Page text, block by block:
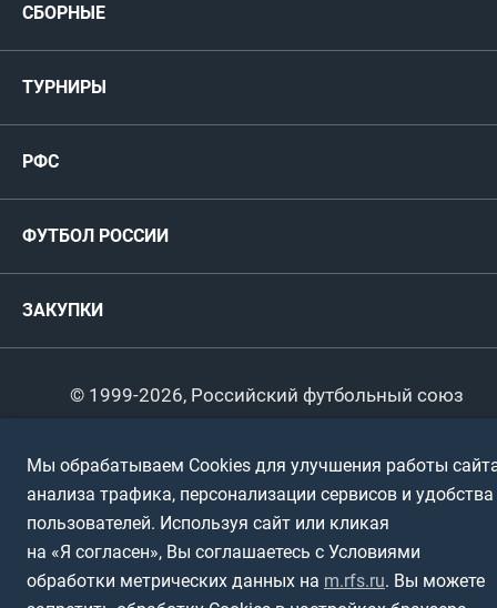
Карта болельщика
СБОРНЫЕ
Футзал
Титулы и трофеи
ТУРНИРЫ
Международные
Турниры клубов
РФС
Регионы
Документы
ФУТБОЛ РОССИИ
Пляжный
ПОДА-футбол
Футбольное двоеборье
Интерактивный
Любители
Дети
Ветераны
Спортсмены с ОВЗ
ЗАКУПКИ
© 1999-2026, Российский футбольный союз
Контактная информация
Политика обработки персональных данных
Использование информации
Полная версия сайта
Мы обрабатываем Cookies для улучшения работы
анализа трафика, персонализации сервисов и удобства
пользователей. Используя сайт или кликая
на «Я согласен», Вы соглашаетесь с Условиями
обработки метрических данных на m.rfs.ru. Вы можете